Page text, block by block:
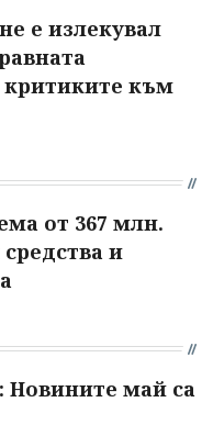
е излекувал
критиките към
от 367 млн.
и
май са